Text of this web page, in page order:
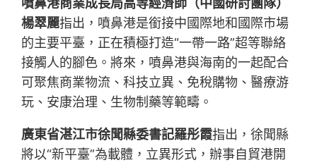
噴鼻港商業成長局高等經濟師（中國研討團隊）
楊翠麗指出，噴鼻港是銜接中國際地和國際市場
的主要平臺，正在積極打造“一帶一路”超等聯絡
接觸人的腳色。將來，噴鼻港與海南的一起配合
可聚焦商業物流、科技立異、免稅購物、醫療游
玩、安康治理、生物制藥等範疇。
廣東省湛江市徐聞縣委書記羅彤霞指出，徐聞縣
將以“新平臺”為載體，立異形式，辦事自貿港開